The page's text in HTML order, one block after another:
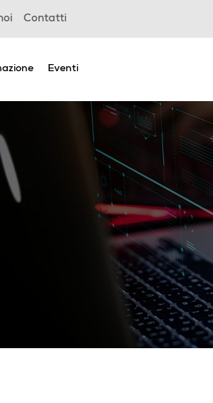
Contatti
Eventi